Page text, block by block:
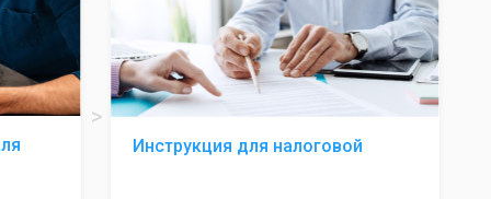
полною
не
все
подаче документов на регистрацию.
Инструкция для налоговой